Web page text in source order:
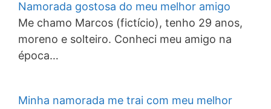
Namorada gostosa do meu melhor amigo
Me chamo Marcos (fictício), tenho 29 anos,
moreno e solteiro. Conheci meu amigo na
época…
Minha namorada me trai com meu melhor